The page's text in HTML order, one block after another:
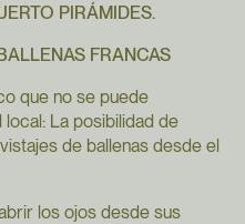
PIRÁMIDES.
FRANCAS
que no se puede
La posibilidad de
de ballenas desde el
los ojos desde sus